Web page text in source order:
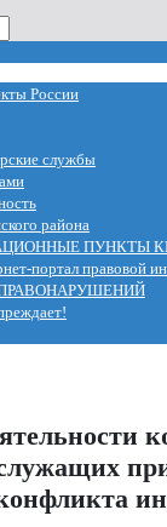
России
службы
района
ПУНКТЫ
портал правовой